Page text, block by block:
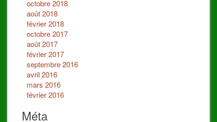
octobre 2018
août 2018
février 2018
octobre 2017
août 2017
février 2017
septembre 2016
avril 2016
mars 2016
février 2016
Méta